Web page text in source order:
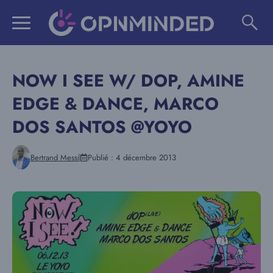
NOW I SEE W/ DOP, AMINE
EDGE & DANCE, MARCO
DOS SANTOS @YOYO
Bertrand Messi Publié : 4 décembre 2013